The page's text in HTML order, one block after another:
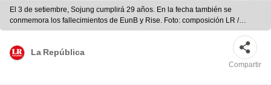
El 3 de setiembre, Sojung cumplirá 29 años. En la fecha también se
conmemora los fallecimientos de EunB y Rise. Foto: composición LR /
Channel A
La República
Compartir